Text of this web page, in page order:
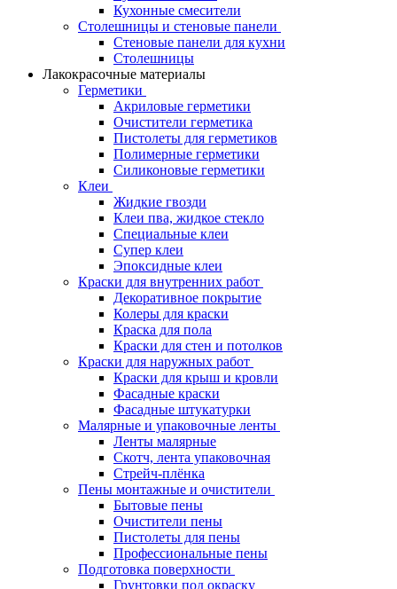
Кухонные смесители
Столешницы и стеновые панели
Стеновые панели для кухни
Столешницы
Лакокрасочные материалы
Герметики
Акриловые герметики
Очистители герметика
Пистолеты для герметиков
Полимерные герметики
Силиконовые герметики
Клеи
Жидкие гвозди
Клеи пва, жидкое стекло
Специальные клеи
Супер клеи
Эпоксидные клеи
Краски для внутренних работ
Декоративное покрытие
Колеры для краски
Краска для пола
Краски для стен и потолков
Краски для наружных работ
Краски для крыш и кровли
Фасадные краски
Фасадные штукатурки
Малярные и упаковочные ленты
Ленты малярные
Скотч, лента упаковочная
Стрейч-плёнка
Пены монтажные и очистители
Бытовые пены
Очистители пены
Пистолеты для пены
Профессиональные пены
Подготовка поверхности
Грунтовки под окраску